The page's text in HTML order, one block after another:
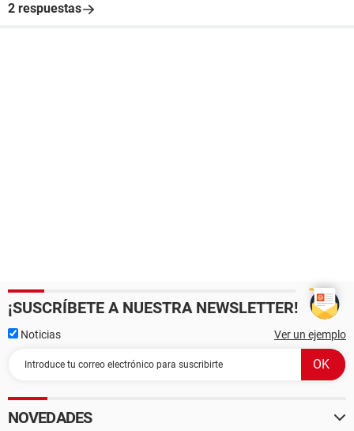
2 respuestas
¡SUSCRÍBETE A NUESTRA NEWSLETTER!
Noticias Ver un ejemplo
NOVEDADES